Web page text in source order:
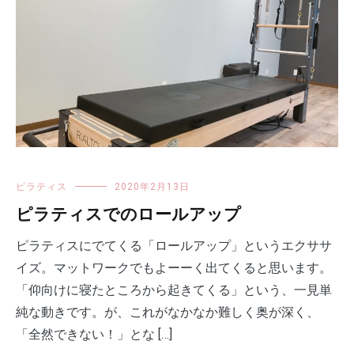
ピラティス 2020年2月13日
ピラティスでのロールアップ
ピラティスにでてくる「ロールアップ」というエクササ
イズ。マットワークでもよーーく出てくると思います。
「仰向けに寝たところから起きてくる」という、一見単
純な動きです。が、これがなかなか難しく奥が深く、
「全然できない！」とな […]